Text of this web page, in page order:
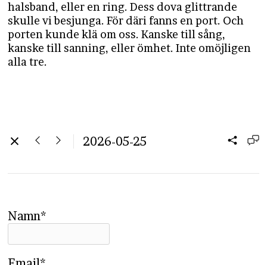
halsband, eller en ring. Dess dova glittrande
skulle vi besjunga. För däri fanns en port. Och
porten kunde klä om oss. Kanske till sång,
kanske till sanning, eller ömhet. Inte omöjligen
alla tre.
2026-05-25
Namn*